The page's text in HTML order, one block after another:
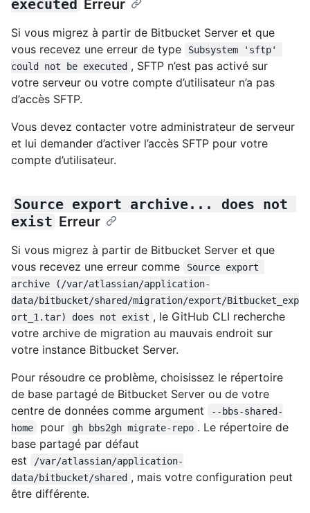
executed Erreur
Si vous migrez à partir de Bitbucket Server et que
vous recevez une erreur de type
Subsystem 'sftp'
could not be executed , SFTP n’est pas activé sur
votre serveur ou votre compte d’utilisateur n’a pas
d’accès SFTP.
Vous devez contacter votre administrateur de serveur
et lui demander d’activer l’accès SFTP pour votre
compte d’utilisateur.
Source export archive... does not
exist Erreur
Si vous migrez à partir de Bitbucket Server et que
vous recevez une erreur comme
Source export
archive (/var/atlassian/application-
data/bitbucket/shared/migration/export/Bitbucket_exp
ort_1.tar) does not exist , le GitHub CLI recherche
votre archive de migration au mauvais endroit sur
votre instance Bitbucket Server.
Pour résoudre ce problème, choisissez le répertoire
de base partagé de Bitbucket Server ou de votre
centre de données comme argument
--bbs-shared-
home
pour gh bbs2gh migrate-repo . Le répertoire de
base partagé par défaut
est
/var/atlassian/application-
data/bitbucket/shared , mais votre configuration peut
être différente.